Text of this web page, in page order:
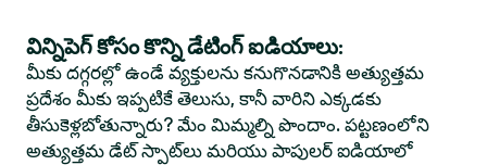
విన్నిపెగ్ కోసం కొన్ని డేటింగ్ ఐడియాలు:
మీకు దగ్గరల్లో ఉండే వ్యక్తులను కనుగొనడానికి అత్యుత్తమ
ప్రదేశం మీకు ఇప్పటికే తెలుసు, కానీ వారిని ఎక్కడకు
తీసుకెళ్లబోతున్నారు? మేం మిమ్మల్ని పొందాం. పట్టణంలోని
అత్యుత్తమ డేట్ స్పాట్‌లు మరియు పాపులర్ ఐడియాలో